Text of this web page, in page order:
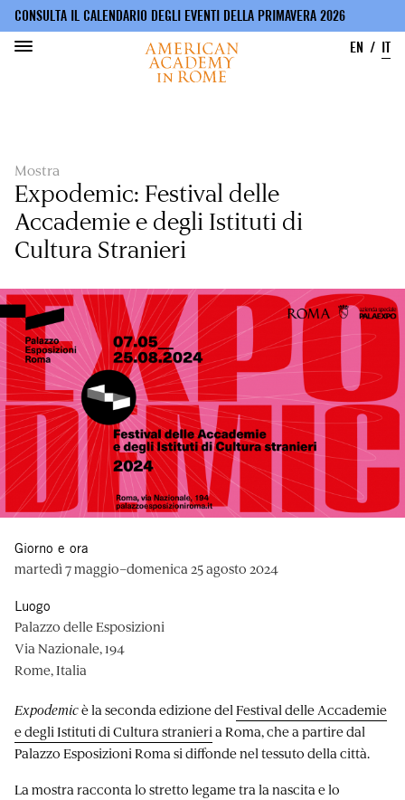
CONSULTA IL CALENDARIO DEGLI EVENTI DELLA PRIMAVERA 2026
EN
IT
Mostra
Expodemic: Festival delle
Accademie e degli Istituti di
Cultura Stranieri
Expodemicè la seconda edizione del Festival delle Accademie
e degli Istituti di Cultura stranieri a Roma, che a partire dal
Palazzo Esposizioni Roma si diffonde nel tessuto della città.
La mostra racconta lo stretto legame tra la nascita e lo
Giorno e ora
martedì 7 maggio–domenica 25 agosto 2024
Luogo
Palazzo delle Esposizioni
Via Nazionale, 194
Rome, Italia